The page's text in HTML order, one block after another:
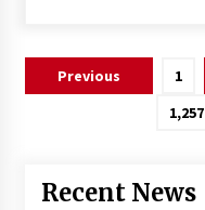
Posts
Previous 1
1,257
Recent News